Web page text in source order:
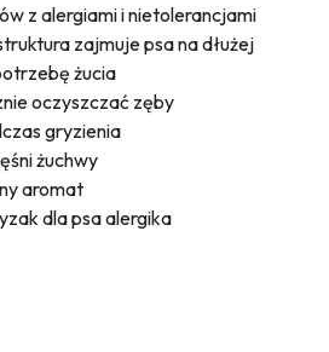
z alergiami i nietolerancjami
zajmuje psa na dłużej
żucia
oczyszczać zęby
gryzienia
żuchwy
aromat
dla psa alergika